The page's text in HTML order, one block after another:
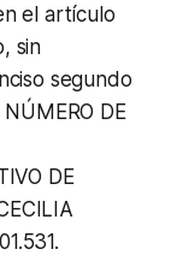
el artículo
sin
segundo
DE
DE